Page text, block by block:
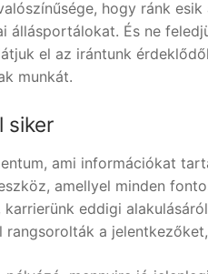
hogy ránk
állásportálokat. És ne
el az irántunk
munkát.
siker
ami információkat
amellyel minden
eddigi
a